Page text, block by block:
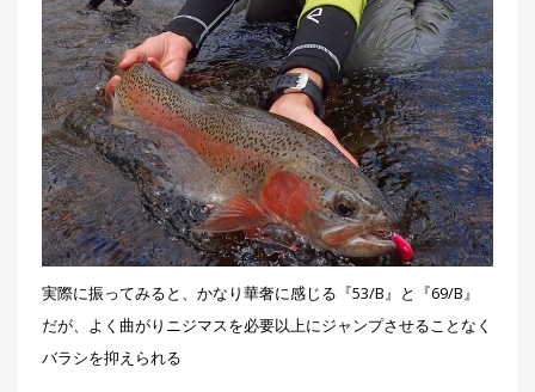
実際に振ってみると、かなり華奢に感じる『53/B』と『69/B』
だが、よく曲がりニジマスを必要以上にジャンプさせることなく
バラシを抑えられる